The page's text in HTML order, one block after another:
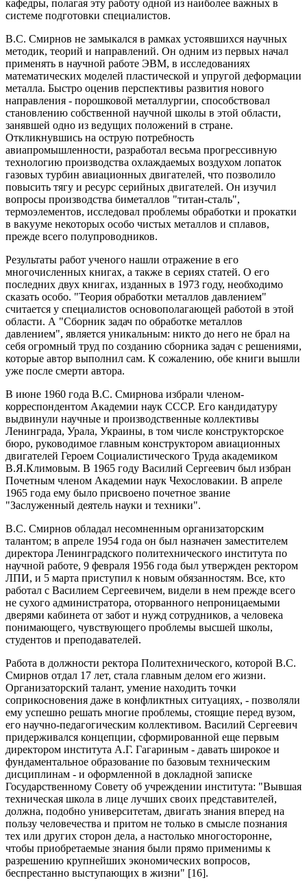
кафедры, полагая эту работу одной из наиболее важных в
системе подготовки специалистов.
В.С. Смирнов не замыкался в рамках устоявшихся научных
методик, теорий и направлений. Он одним из первых начал
применять в научной работе ЭВМ, в исследованиях
математических моделей пластической и упругой деформации
металла. Быстро оценив перспективы развития нового
направления - порошковой металлургии, способствовал
становлению собственной научной школы в этой области,
занявшей одно из ведущих положений в стране.
Откликнувшись на острую потребность
авиапромышленности, разработал весьма прогрессивную
технологию производства охлаждаемых воздухом лопаток
газовых турбин авиационных двигателей, что позволило
повысить тягу и ресурс серийных двигателей. Он изучил
вопросы производства биметаллов "титан-сталь",
термоэлементов, исследовал проблемы обработки и прокатки
в вакууме некоторых особо чистых металлов и сплавов,
прежде всего полупроводников.
Результаты работ ученого нашли отражение в его
многочисленных книгах, а также в сериях статей. О его
последних двух книгах, изданных в 1973 году, необходимо
сказать особо. "Теория обработки металлов давлением"
считается у специалистов основополагающей работой в этой
области. А "Сборник задач по обработке металлов
давлением", является уникальным: никто до него не брал на
себя огромный труд по созданию сборника задач с решениями,
которые автор выполнил сам. К сожалению, обе книги вышли
уже после смерти автора.
В июне 1960 года В.С. Смирнова избрали членом-
корреспондентом Академии наук СССР. Его кандидатуру
выдвинули научные и производственные коллективы
Ленинграда, Урала, Украины, в том числе конструкторское
бюро, руководимое главным конструктором авиационных
двигателей Героем Социалистического Труда академиком
В.Я.Климовым. В 1965 году Василий Сергеевич был избран
Почетным членом Академии наук Чехословакии. В апреле
1965 года ему было присвоено почетное звание
"Заслуженный деятель науки и техники".
В.С. Смирнов обладал несомненным организаторским
талантом; в апреле 1954 года он был назначен заместителем
директора Ленинградского политехнического института по
научной работе, 9 февраля 1956 года был утвержден ректором
ЛПИ, и 5 марта приступил к новым обязанностям. Все, кто
работал с Василием Сергеевичем, видели в нем прежде всего
не сухого администратора, оторванного непроницаемыми
дверями кабинета от забот и нужд сотрудников, а человека
понимающего, чувствующего проблемы высшей школы,
студентов и преподавателей.
Работа в должности ректора Политехнического, которой В.С.
Смирнов отдал 17 лет, стала главным делом его жизни.
Организаторский талант, умение находить точки
соприкосновения даже в конфликтных ситуациях, - позволяли
ему успешно решать многие проблемы, стоящие перед вузом,
его научно-педагогическим коллективом. Василий Сергеевич
придерживался концепции, сформированной еще первым
директором института А.Г. Гагариным - давать широкое и
фундаментальное образование по базовым техническим
дисциплинам - и оформленной в докладной записке
Государственному Совету об учреждении института: "Вывшая
техническая школа в лице лучших своих представителей,
должна, подобно университетам, двигать знания вперед на
пользу человечества и притом не только в cмыcле познания
тех или других сторон дела, а настолько многосторонне,
чтобы приобретаемые знания были прямо применимы к
разрешению крупнейших экономических вопросов,
беcпреcтанно выступающих в жизни" [16].